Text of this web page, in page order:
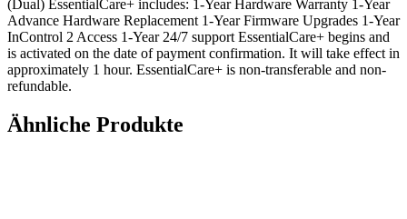
(Dual) EssentialCare+ includes: 1-Year Hardware Warranty 1-Year
Advance Hardware Replacement 1-Year Firmware Upgrades 1-Year
InControl 2 Access 1-Year 24/7 support EssentialCare+ begins and
is activated on the date of payment confirmation. It will take effect in
approximately 1 hour. EssentialCare+ is non-transferable and non-
refundable.
Ähnliche Produkte